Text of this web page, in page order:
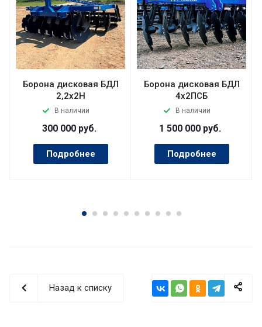
Борона дисковая БДЛ
2,2x2Н
В наличии
300 000 руб.
Подробнее
Борона дисковая БДЛ
4х2ПСБ
В наличии
1 500 000 руб.
Подробнее
Назад к списку